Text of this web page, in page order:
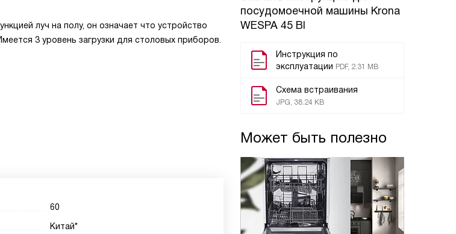
посудомоечной машины Krona
WESPA 45 BI
Инструкция по
эксплуатации PDF, 2.31 MB
Схема встраивания
JPG, 38.24 KB
Может быть полезно
луч на полу, он означает что устройство
3 уровень загрузки для столовых приборов.
60
Китай*